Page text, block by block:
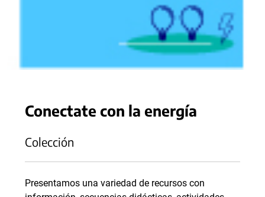
Conectate con la energía
Colección
Presentamos una variedad de recursos con